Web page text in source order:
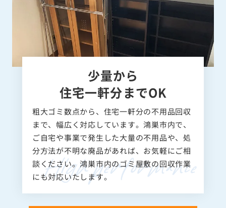
少量から
住宅一軒分までOK
粗大ゴミ数点から、住宅一軒分の不用品回収
まで、幅広く対応しています。鴻巣市内で、
ご自宅や事業で発生した大量の不用品や、処
分方法が不明な廃品があれば、お気軽にご相
談ください。鴻巣市内のゴミ屋敷の回収作業
にも対応いたします。